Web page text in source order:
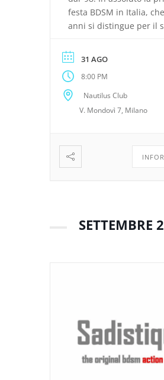
festa BDSM in Italia,
anni si distingue per il
accogliente, intima e
Un luogo di emozioni
di gioco vivo e di
umane. 20:00 – 21:30
𝘢𝘱𝘦𝘳𝘪𝘤𝘦𝘯𝘢 / 21:30 – 02:00
31 AGO
8:00 PM
Nautilus Club
V. Mondovì 7, Milano
SETTEMBRE